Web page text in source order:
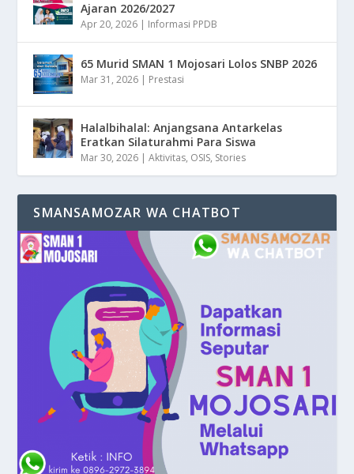
Ajaran 2026/2027
Apr 20, 2026 | Informasi PPDB
65 Murid SMAN 1 Mojosari Lolos SNBP 2026
Mar 31, 2026 | Prestasi
Halalbihalal: Anjangsana Antarkelas
Eratkan Silaturahmi Para Siswa
Mar 30, 2026 |Aktivitas, OSIS, Stories
SMANSAMOZAR WA CHATBOT